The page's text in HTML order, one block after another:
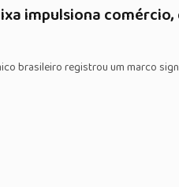
impulsiona
brasileiro registrou um marco